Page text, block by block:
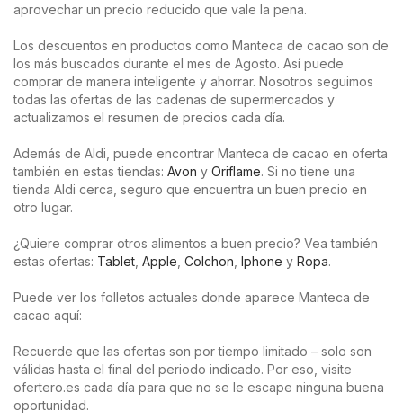
aprovechar un precio reducido que vale la pena.
Los descuentos en productos como Manteca de cacao son de
los más buscados durante el mes de Agosto. Así puede
comprar de manera inteligente y ahorrar. Nosotros seguimos
todas las ofertas de las cadenas de supermercados y
actualizamos el resumen de precios cada día.
Además de Aldi, puede encontrar Manteca de cacao en oferta
también en estas tiendas: Avon y Oriflame. Si no tiene una
tienda Aldi cerca, seguro que encuentra un buen precio en
otro lugar.
¿Quiere comprar otros alimentos a buen precio? Vea también
estas ofertas: Tablet Apple Colchon Iphone y Ropa.
Puede ver los folletos actuales donde aparece Manteca de
cacao aquí:
Recuerde que las ofertas son por tiempo limitado – solo son
válidas hasta el final del periodo indicado. Por eso, visite
ofertero.es cada día para que no se le escape ninguna buena
oportunidad.